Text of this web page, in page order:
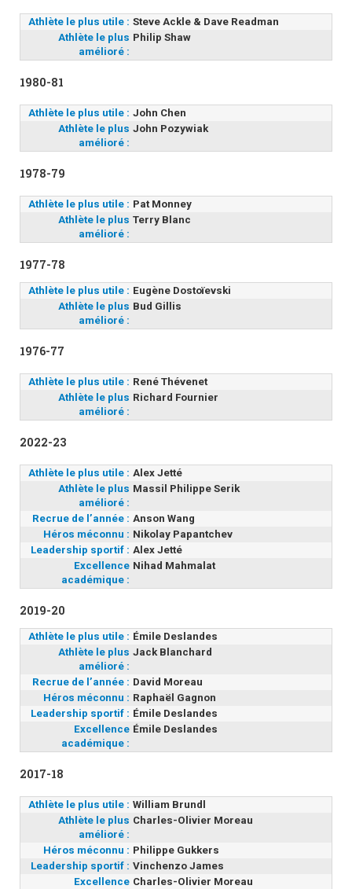
Athlète le plus utile : Steve Ackle & Dave Readman
Athlète le plus
amélioré :
Philip Shaw
1980-81
Athlète le plus utile : John Chen
Athlète le plus
amélioré :
John Pozywiak
1978-79
Athlète le plus utile : Pat Monney
Athlète le plus
amélioré :
Terry Blanc
1977-78
Athlète le plus utile : Eugène Dostoïevski
Athlète le plus
amélioré :
Bud Gillis
1976-77
Athlète le plus utile : René Thévenet
Athlète le plus
amélioré :
Richard Fournier
2022-23
Athlète le plus utile : Alex Jetté
Athlète le plus
amélioré :
Massil Philippe Serik
Recrue de l’année : Anson Wang
Héros méconnu : Nikolay Papantchev
Leadership sportif : Alex Jetté
Excellence
académique :
Nihad Mahmalat
2019-20
Athlète le plus utile : Émile Deslandes
Athlète le plus
amélioré :
Jack Blanchard
Recrue de l’année : David Moreau
Héros méconnu : Raphaël Gagnon
Leadership sportif : Émile Deslandes
Excellence
académique :
Émile Deslandes
2017-18
Athlète le plus utile : William Brundl
Athlète le plus
amélioré :
Charles-Olivier Moreau
Héros méconnu : Philippe Gukkers
Leadership sportif : Vinchenzo James
Excellence Charles-Olivier Moreau